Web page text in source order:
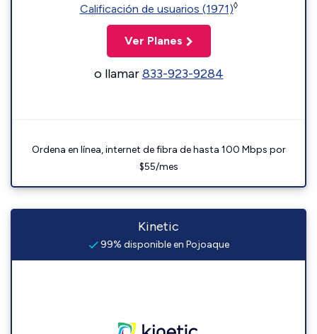
Calificación de usuarios (1971)◊
Ver Planes
o llamar833-923-9284
Ordena en línea, internet de fibra de hasta 100 Mbps por
$55/mes
Kinetic
99% disponible en Pojoaque